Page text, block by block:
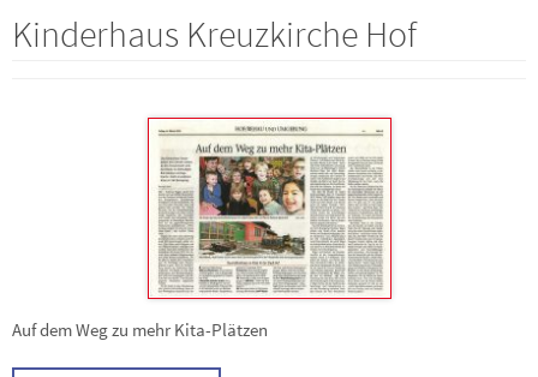
Kinderhaus Kreuzkirche Hof
Auf dem Weg zu mehr Kita-Plätzen